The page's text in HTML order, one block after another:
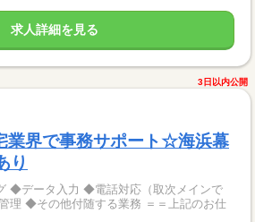
求人詳細を見る
3日以内公開
業界で事務サポート☆海浜幕
り
他付随する業務 ＝＝上記のお仕